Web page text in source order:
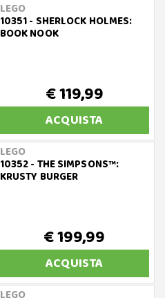
LEGO
10351 - SHERLOCK HOLMES:
BOOK NOOK
€ 119,99
ACQUISTA
LEGO
10352 - THE SIMPSONS™:
KRUSTY BURGER
€ 199,99
ACQUISTA